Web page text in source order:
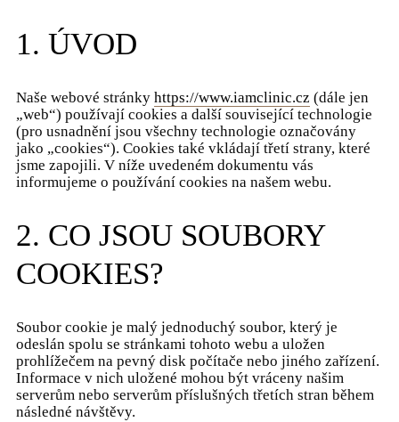
1. ÚVOD
Naše webové stránky https://www.iamclinic.cz (dále jen
„web“) používají cookies a další související technologie
(pro usnadnění jsou všechny technologie označovány
jako „cookies“). Cookies také vkládají třetí strany, které
jsme zapojili. V níže uvedeném dokumentu vás
informujeme o používání cookies na našem webu.
2. CO JSOU SOUBORY
COOKIES?
Soubor cookie je malý jednoduchý soubor, který je
odeslán spolu se stránkami tohoto webu a uložen
prohlížečem na pevný disk počítače nebo jiného zařízení.
Informace v nich uložené mohou být vráceny našim
serverům nebo serverům příslušných třetích stran během
následné návštěvy.